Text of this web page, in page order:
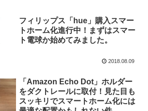
フィリップス「hue」購入スマー
トホーム化進行中！まずはスマー
ト電球か始めてみました。
2018.08.09
「Amazon Echo Dot」ホルダー
をダクトレールに取付！見た目も
スッキリでスマートホーム化には